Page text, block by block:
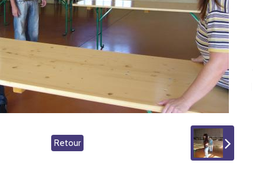
Retour